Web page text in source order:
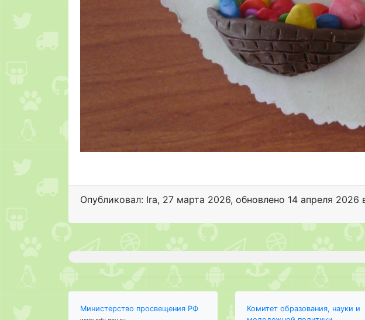
Опубликовал: Ira, 27 марта 2026, обновлено 14 апреля 2026
Министерство просвещения РФ
Комитет образования, науки и